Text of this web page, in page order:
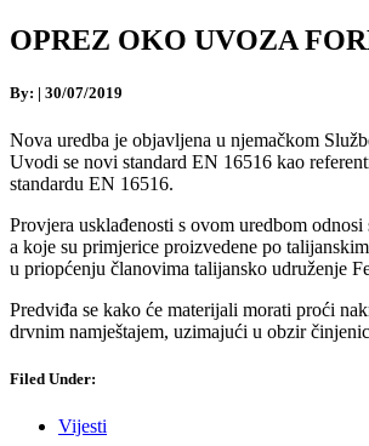
OPREZ OKO UVOZA
By: | 30/07/2019
Nova uredba je objavljena u njemačkom
Uvodi se novi standard EN 16516 kao
standardu EN 16516.
Provjera usklađenosti s ovom uredbom
a koje su primjerice proizvedene po
u priopćenju članovima talijansko udruženje
Predviđa se kako će materijali morati proći
drvnim namještajem, uzimajući u obzir
Filed Under:
Vijesti